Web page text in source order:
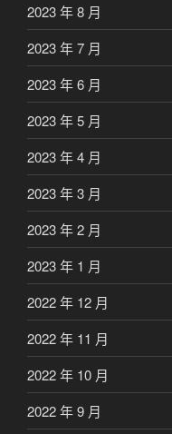
2023 年 8 月
2023 年 7 月
2023 年 6 月
2023 年 5 月
2023 年 4 月
2023 年 3 月
2023 年 2 月
2023 年 1 月
2022 年 12 月
2022 年 11 月
2022 年 10 月
2022 年 9 月